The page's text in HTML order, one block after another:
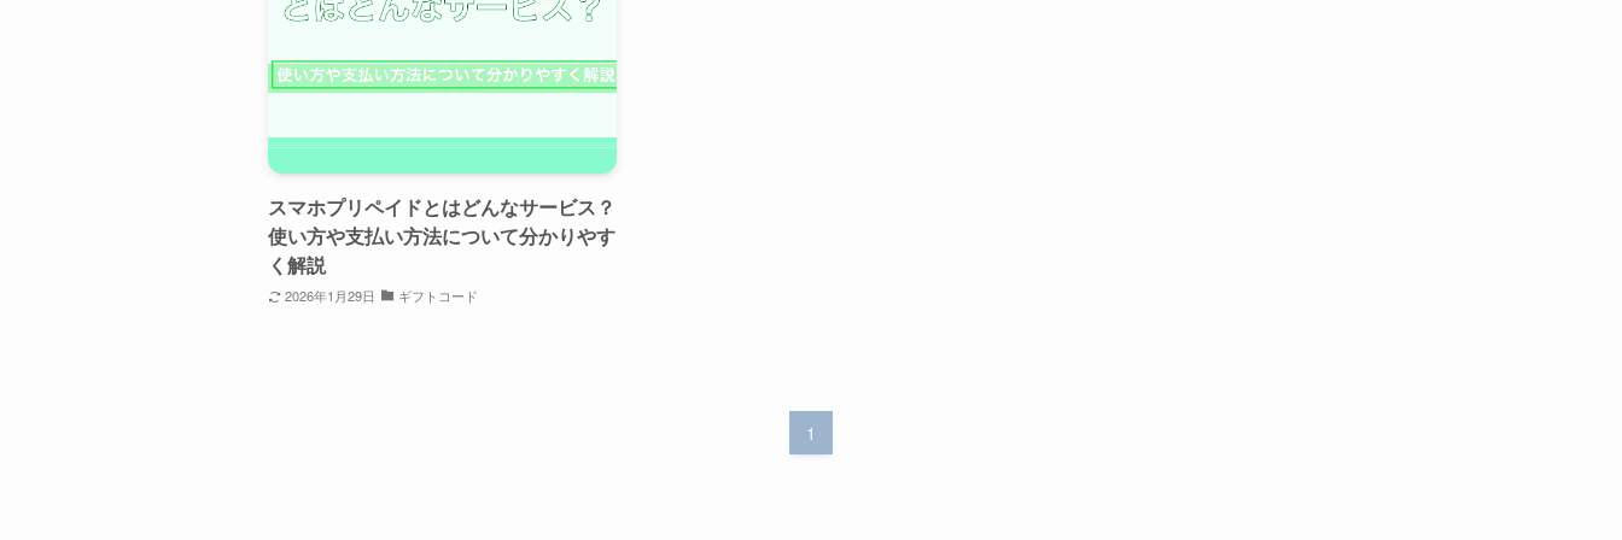
スマホプリペイドとはどんなサービス？
使い方や支払い方法について分かりやす
く解説
2026年1月29日 ギフトコード
1